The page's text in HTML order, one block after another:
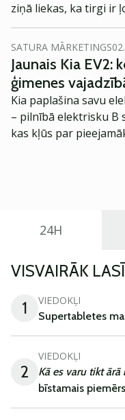
ziņā liekas, ka tirgi ir
indeksa kritums ir
augstienēm.
SATURA MĀRKETINGS
Jaunais Kia
ģimenes
Kia paplašina savu
– pilnībā elektrisku B
kas kļūs par
24H
VISVAIRĀK
1
VIEDOKĻI
Supertabletes
2
VIEDOKĻI
Kā es varu tikt ārā
bīstamais piemērs